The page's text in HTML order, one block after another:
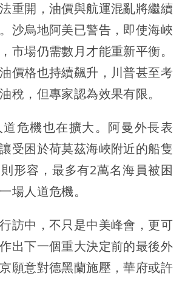
重開，油價與航運混亂將繼續
沙烏地阿美已警告，即使海峽
市場仍需數月才能重新平衡。
價格也持續飆升，川普甚至考
稅，但專家認為效果有限。
危機也在擴大。阿曼外長表
受困於荷莫茲海峽附近的船隻
形容，最多有2萬名海員被困
場人道危機。
訪中，不只是中美峰會，更可
出下一個重大決定前的最後外
願意對德黑蘭施壓，華府或許